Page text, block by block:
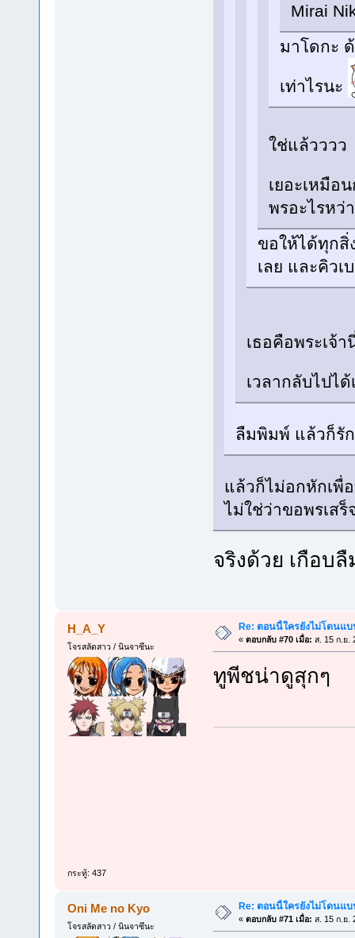
Mirai
มาโดกะ
เท่าไรนะ
ใช่แล้วววว
เยอะเหมือ
พรอะไรหว่
ขอให้ได้ทุกสิ่
เลย และคิวเ
เธอคือพระเจ้
เวลากลับไปไ
ลืมพิมพ์ แล้วก็รั
แล้วก็ไม่อกหักเพื่
ไม่ใช่ว่าขอพรเส
จริงด้วย เกือบ
H_A_Y
โจรสลัดสาว / นินจาซึนะ
กระทู้: 437
Re: ตอนนี้ใครยังไม่โดนแ
« ตอบกลับ #70 เมื่อ: ส. 15 ก.ย.
ทูพีชน่าดูสุกๆ
Oni Me no Kyo
โจรสลัดสาว / นินจาซึนะ
Re: ตอนนี้ใครยังไม่โดนแบ
« ตอบกลับ #71 เมื่อ: ส. 15 ก.ย.